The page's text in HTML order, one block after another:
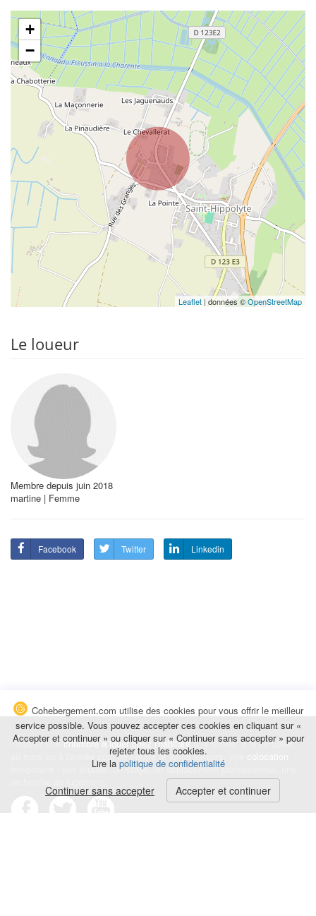
+
−
Leaflet | données ©OpenStreetMap
Le loueur
Membre depuis juin 2018
martine | Femme
Facebook Twitter Linkedin
Trouvez unechambre à louer chez l'habitantà la nuitée, à la semaine,
au mois ou à l'année pour de courts et longs séjours, une
temporaire : des études, un stage, un déplacement professionnel, une
Cohebergement.com utilise des cookies pour vous offrir le meilleur
service possible. Vous pouvez accepter ces cookies en cliquant sur «
Accepter et continuer » ou cliquer sur « Continuer sans accepter » pour
rejeter tous les cookies.
Lire la politique de confidentialité
Continuer sans accepter Accepter et continuer